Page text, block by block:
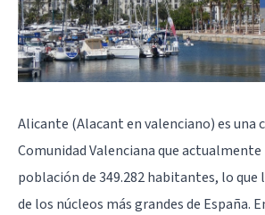
Alicante (Alacant en valenciano) es una
Comunidad Valenciana que actualmente
población de 349.282 habitantes, lo que
de los núcleos más grandes de España.